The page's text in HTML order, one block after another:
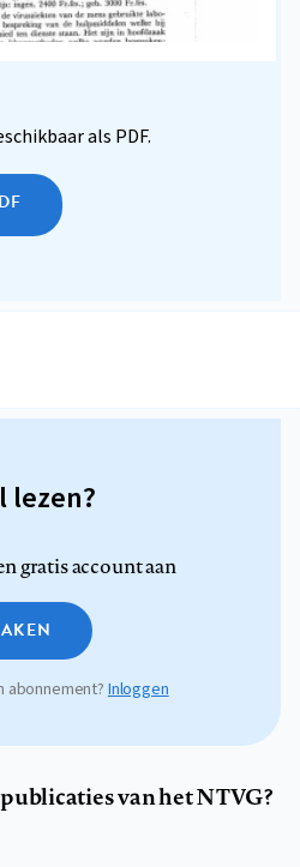
als PDF.
lezen?
gratis account aan
abonnement? Inloggen
van het NTVG?